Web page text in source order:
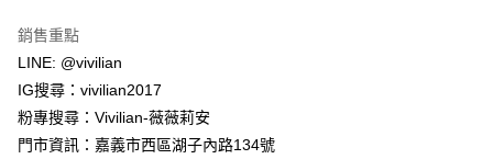
聯邦商業銀行
台新國際商業銀行
台灣樂天信用卡公司
悠遊付
Google Pay
大哥付你分期
銷售重點
LINE: @vivilian
IG搜尋：vivilian2017
粉專搜尋：Vivilian-薇薇莉安
門市資訊：嘉義市西區湖子內路134號